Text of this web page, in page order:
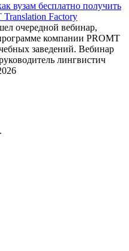
вузам бесплатно получить
Factory
очередной вебинар,
компании PROMT
заведений. Вебинар
лингвистич